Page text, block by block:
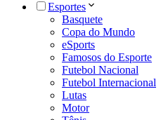
Esportes
Basquete
Copa do Mundo
eSports
Famosos do Esporte
Futebol Nacional
Futebol Internacional
Lutas
Motor